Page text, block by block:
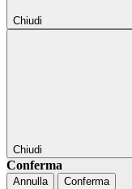
Chiudi
Chiudi
Conferma
Annulla Conferma